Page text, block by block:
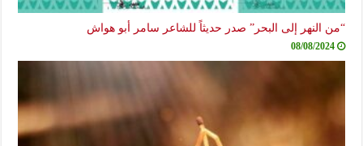
“من النهر إلى البحر” صدر حديثاً للشاعر سامر أبو هواش
08/08/2024